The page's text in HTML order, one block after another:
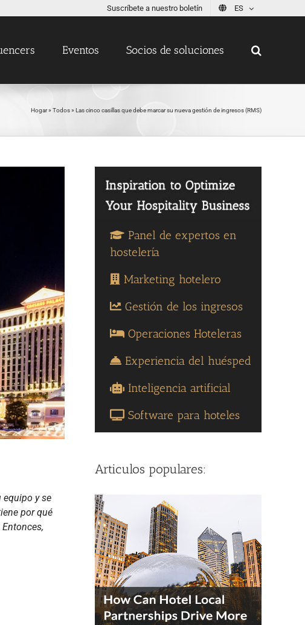
Suscríbete a nuestro boletín ES
Eventos Socios de soluciones
Hogar» Todos» Las cinco casillas que debe marcar su nueva gestión de ingresos (RMS)
equipo y se
por qué
Panel de expertos en
hostelería
Marketing hotelero
Gestión de los ingresos
Operaciones Hoteleras
Experiencia del huésped
Inteligencia artificial
Software para hoteles
Articulos populares: